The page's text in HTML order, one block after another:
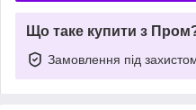
Що таке купити з
Замовлення під